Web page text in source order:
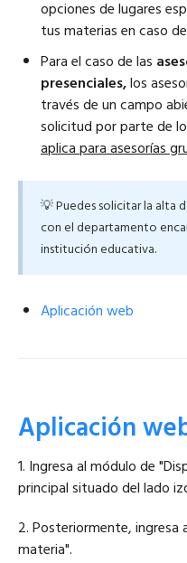
opciones de lugares
tus materias en caso
Para el caso de las
presenciales,los
través de un campo
solicitud por parte de
aplica para asesorías
💡 Puedes solicitar la alta
con el departamento
institución educativa.
Aplicación web
Aplicación
1. Ingresa al módulo de
principal situado del lado
2. Posteriormente, ingresa
materia".